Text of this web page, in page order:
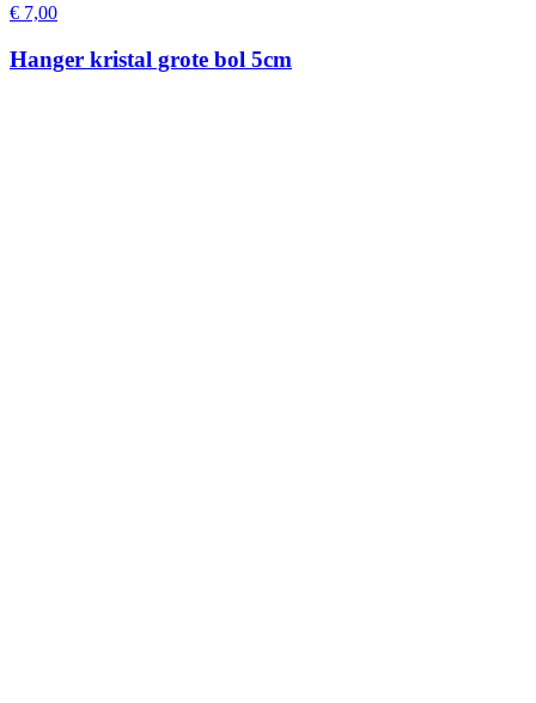
€ 7,00
Hanger kristal grote bol 5cm